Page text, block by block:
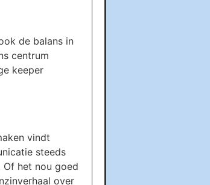
de balans in
centrum
keeper
vindt
steeds
Of het nou goed
over